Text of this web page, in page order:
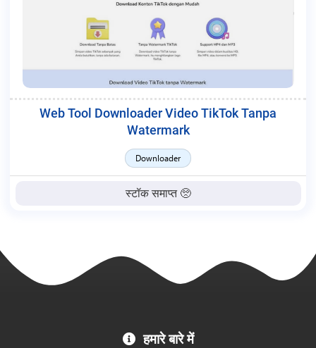
Web Tool Downloader Video TikTok Tanpa
Watermark
Downloader
स्टॉक समाप्त 🥺
हमारे बारे में